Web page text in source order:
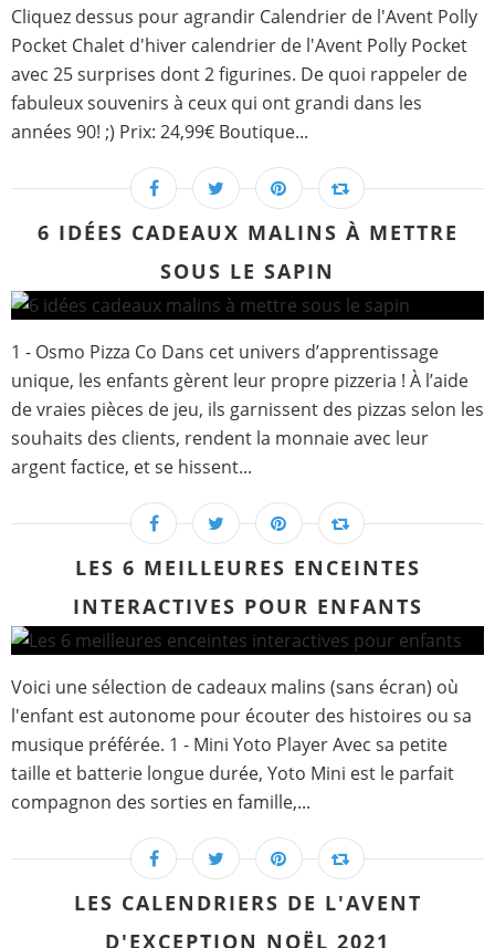
Cliquez dessus pour agrandir Calendrier de l'Avent Polly
Pocket Chalet d'hiver calendrier de l'Avent Polly Pocket
avec 25 surprises dont 2 figurines. De quoi rappeler de
fabuleux souvenirs à ceux qui ont grandi dans les
années 90! ;) Prix: 24,99€ Boutique...
6 IDÉES CADEAUX MALINS À METTRE
SOUS LE SAPIN
1 - Osmo Pizza Co Dans cet univers d’apprentissage
unique, les enfants gèrent leur propre pizzeria ! À l’aide
de vraies pièces de jeu, ils garnissent des pizzas selon les
souhaits des clients, rendent la monnaie avec leur
argent factice, et se hissent...
LES 6 MEILLEURES ENCEINTES
INTERACTIVES POUR ENFANTS
Voici une sélection de cadeaux malins (sans écran) où
l'enfant est autonome pour écouter des histoires ou sa
musique préférée. 1 - Mini Yoto Player Avec sa petite
taille et batterie longue durée, Yoto Mini est le parfait
compagnon des sorties en famille,...
LES CALENDRIERS DE L'AVENT
D'EXCEPTION NOËL 2021